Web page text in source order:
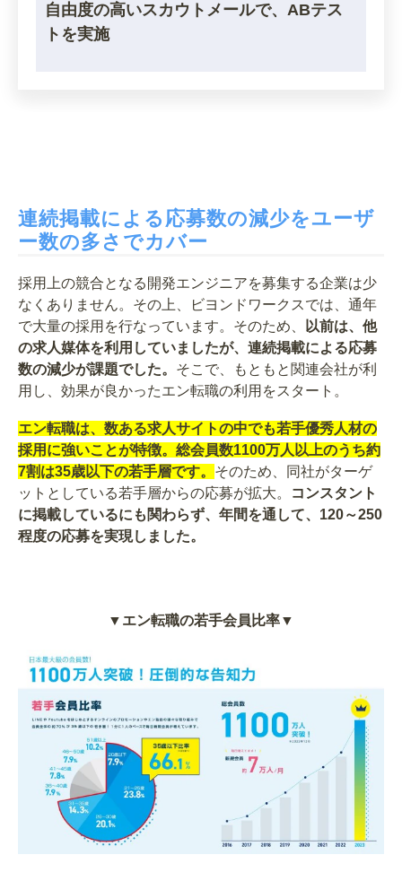
自由度の高いスカウトメールで、ABテス
トを実施
連続掲載による応募数の減少をユーザ
ー数の多さでカバー
採用上の競合となる開発エンジニアを募集する企業は少
なくありません。その上、ビヨンドワークスでは、通年
で大量の採用を行なっています。そのため、
以前は、他
の求人媒体を利用していましたが、連続掲載による応募
数の減少が課題でした。 そこで、もともと関連会社が利
用し、効果が良かったエン転職の利用をスタート。
エン転職は、数ある求人サイトの中でも若手優秀人材の
採用に強いことが特徴。総会員数1100万人以上のうち約
7割は35歳以下の若手層です。 そのため、同社がターゲ
ットとしている若手層からの応募が拡大。
コンスタント
に掲載しているにも関わらず、年間を通して、120～250
程度の応募を実現しました。
▼エン転職の若手会員比率▼